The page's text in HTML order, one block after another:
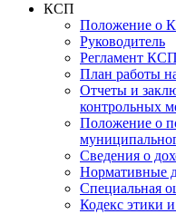
КСП
Положение о
Руководитель
Регламент КСП
План работы
Отчеты и
контрольных
Положение о
Сведения о
Нормативные
Специальная
Кодекс этики